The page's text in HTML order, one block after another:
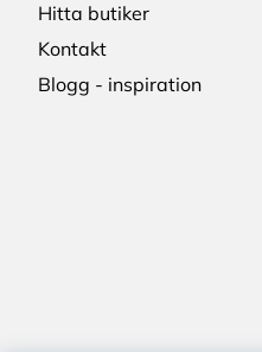
Hitta butiker
Kontakt
Blogg - inspiration